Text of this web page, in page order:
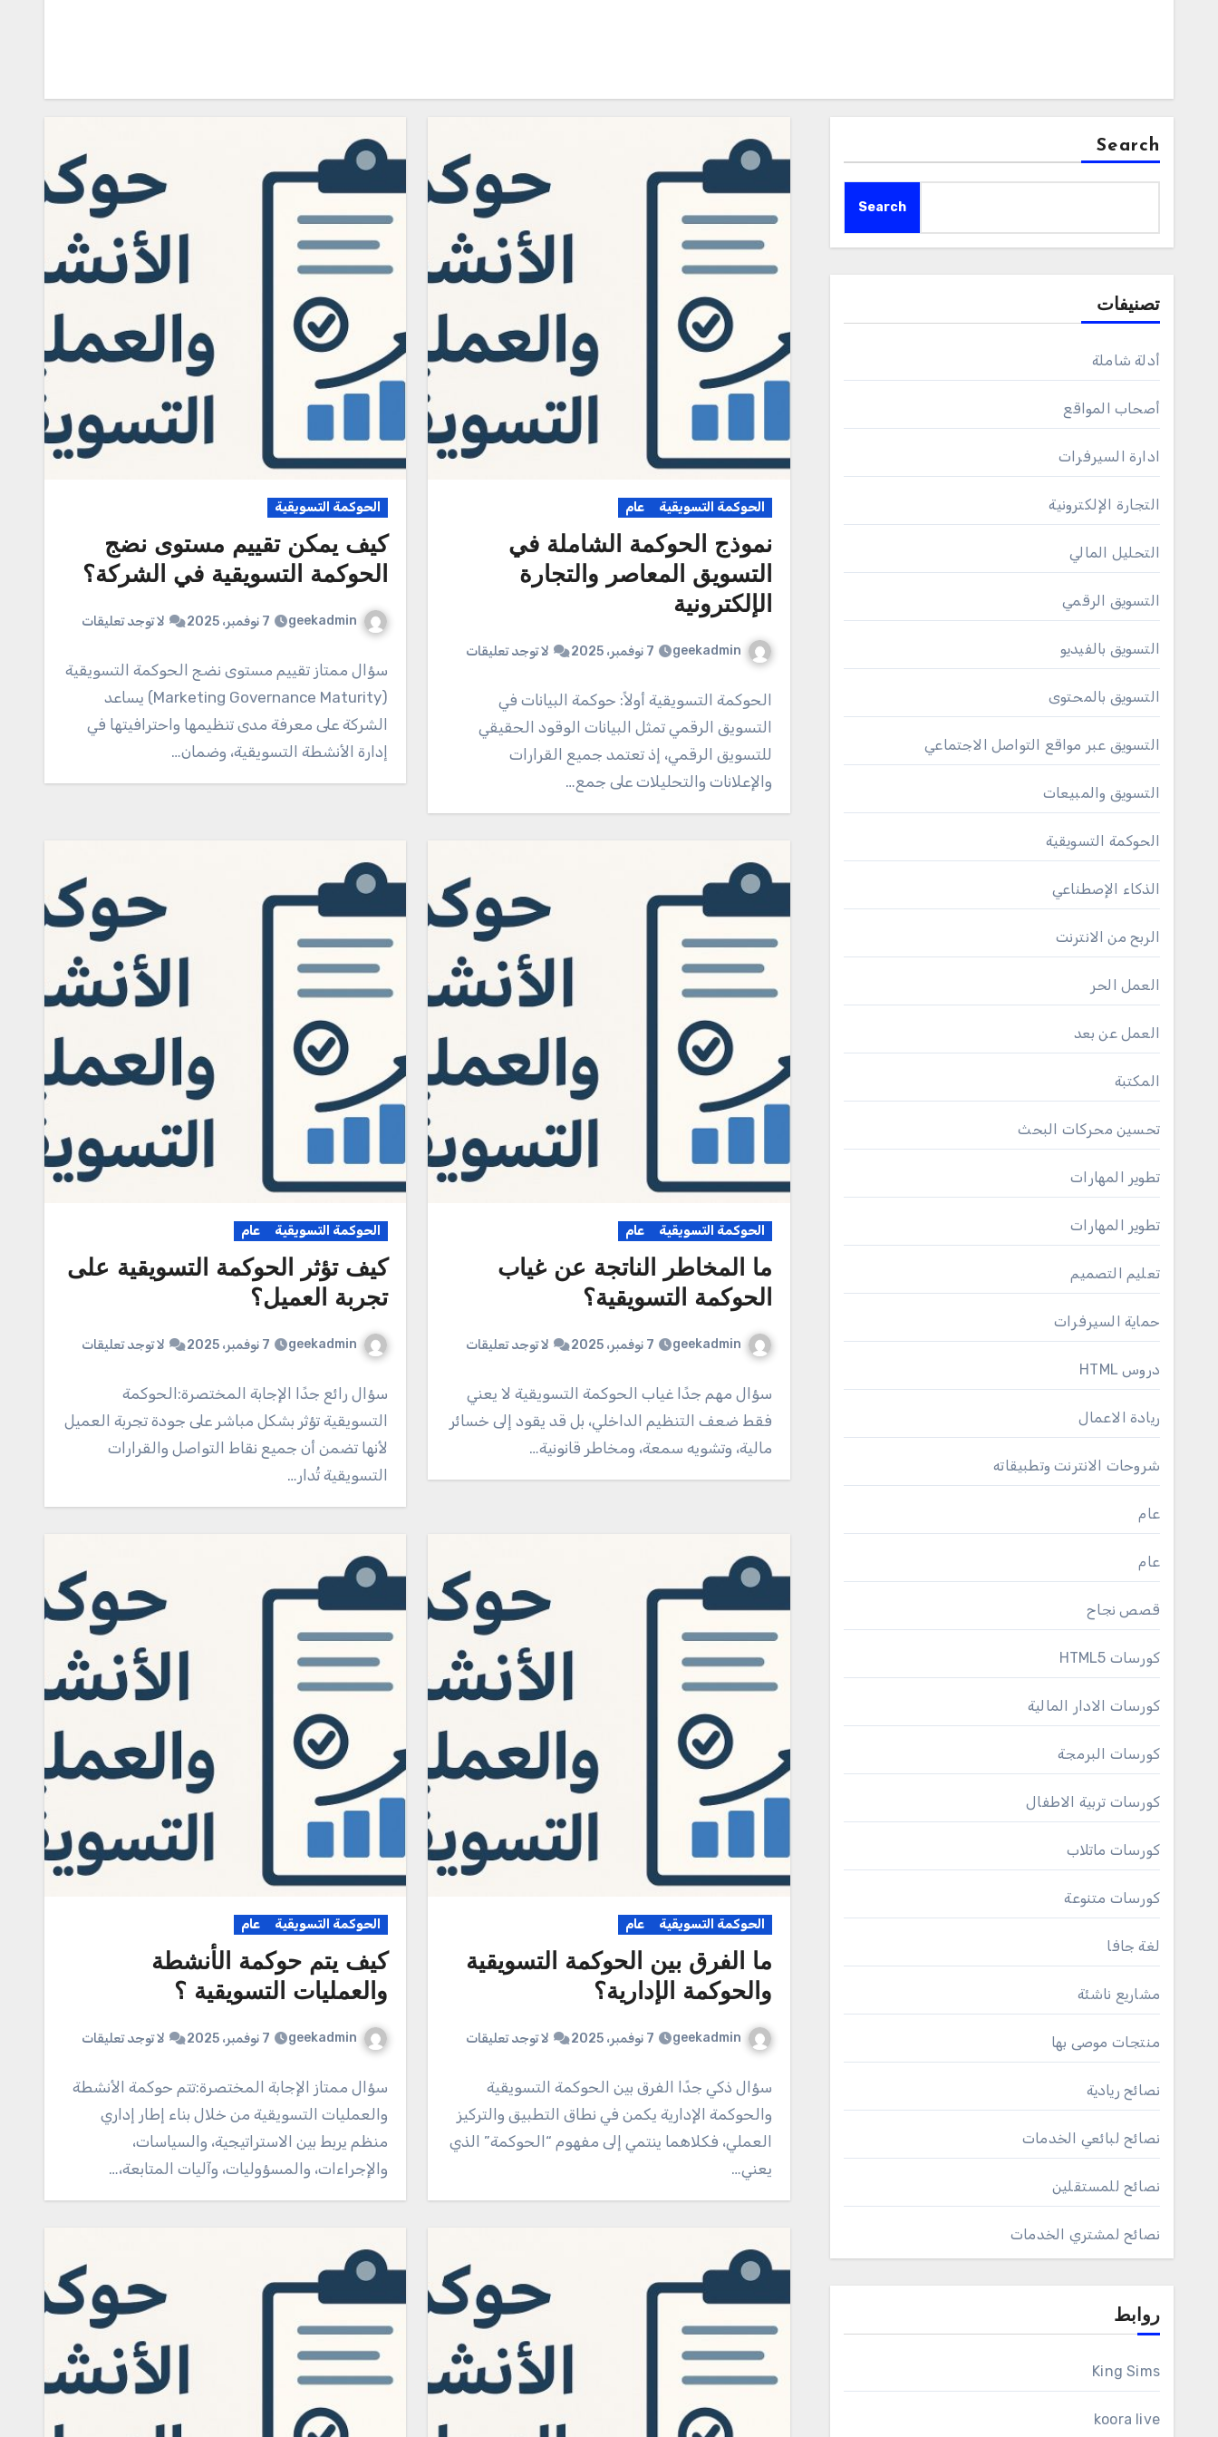
Search
Search
تصنيفات
أدلة شاملة
أصحاب المواقع
ادارة السيرفرات
التجارة الإلكترونية
التحليل المالي
التسويق الرقمي
التسويق بالفيديو
التسويق بالمحتوى
التسويق عبر مواقع التواصل الاجتماعي
التسويق والمبيعات
الحوكمة التسويقية
الذكاء الإصطناعي
الربح من الانترنت
العمل الحر
العمل عن بعد
المكتبة
تحسين محركات البحث
تطوير المهارات
تطوير المهارات
تعليم التصميم
حماية السيرفرات
دروس HTML
ريادة الاعمال
شروحات الانترنت وتطبيقاته
عام
عام
قصص نجاح
كورسات HTML5
كورسات الادار المالية
كورسات البرمجة
كورسات تربية الاطفال
كورسات ماتلاب
كورسات متنوعة
لغة جافا
مشاريع ناشئة
منتجات موصى بها
نصائح ريادية
نصائح لبائعي الخدمات
نصائح للمستقلين
نصائح لمشتري الخدمات
روابط
King Sims
koora live
الحوكمة التسويقية عام
نموذج الحوكمة الشاملة في
التسويق المعاصر والتجارة
الإلكترونية
geekadmin 7 نوفمبر، 2025 لا توجد تعليقات
الحوكمة التسويقية أولاً: حوكمة البيانات في
التسويق الرقمي تمثل البيانات الوقود الحقيقي
للتسويق الرقمي، إذ تعتمد جميع القرارات
والإعلانات والتحليلات على جمع…
الحوكمة التسويقية
كيف يمكن تقييم مستوى نضج
الحوكمة التسويقية في الشركة؟
geekadmin 7 نوفمبر، 2025 لا توجد تعليقات
سؤال ممتاز تقييم مستوى نضج الحوكمة التسويقية
(Marketing Governance Maturity) يساعد
الشركة على معرفة مدى تنظيمها واحترافيتها في
إدارة الأنشطة التسويقية، وضمان…
الحوكمة التسويقية عام
ما المخاطر الناتجة عن غياب
الحوكمة التسويقية؟
geekadmin 7 نوفمبر، 2025 لا توجد تعليقات
سؤال مهم جدًا غياب الحوكمة التسويقية لا يعني
فقط ضعف التنظيم الداخلي، بل قد يقود إلى خسائر
مالية، وتشويه سمعة، ومخاطر قانونية…
الحوكمة التسويقية عام
كيف تؤثر الحوكمة التسويقية على
تجربة العميل؟
geekadmin 7 نوفمبر، 2025 لا توجد تعليقات
سؤال رائع جدًا الإجابة المختصرة:الحوكمة
التسويقية تؤثر بشكل مباشر على جودة تجربة العميل
لأنها تضمن أن جميع نقاط التواصل والقرارات
التسويقية تُدار…
الحوكمة التسويقية عام
ما الفرق بين الحوكمة التسويقية
والحوكمة الإدارية؟
geekadmin 7 نوفمبر، 2025 لا توجد تعليقات
سؤال ذكي جدًا الفرق بين الحوكمة التسويقية
والحوكمة الإدارية يكمن في نطاق التطبيق والتركيز
العملي، فكلاهما ينتمي إلى مفهوم “الحوكمة” الذي
يعني…
الحوكمة التسويقية عام
كيف يتم حوكمة الأنشطة
والعمليات التسويقية ؟
geekadmin 7 نوفمبر، 2025 لا توجد تعليقات
سؤال ممتاز الإجابة المختصرة:تتم حوكمة الأنشطة
والعمليات التسويقية من خلال بناء إطار إداري
منظم يربط بين الاستراتيجية، والسياسات،
والإجراءات، والمسؤوليات، وآليات المتابعة،…